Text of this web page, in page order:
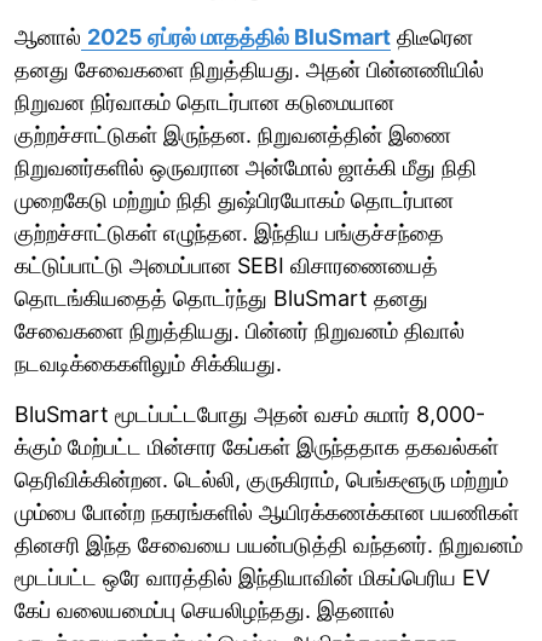
ஆனால் 2025 ஏப்ரல் மாதத்தில் BluSmart திடீரென
தனது சேவைகளை நிறுத்தியது. அதன் பின்னணியில்
நிறுவன நிர்வாகம் தொடர்பான கடுமையான
குற்றச்சாட்டுகள் இருந்தன. நிறுவனத்தின் இணை
நிறுவனர்களில் ஒருவரான அன்மோல் ஜாக்கி மீது நிதி
முறைகேடு மற்றும் நிதி துஷ்பிரயோகம் தொடர்பான
குற்றச்சாட்டுகள் எழுந்தன. இந்திய பங்குச்சந்தை
கட்டுப்பாட்டு அமைப்பான SEBI விசாரணையைத்
தொடங்கியதைத் தொடர்ந்து BluSmart தனது
சேவைகளை நிறுத்தியது. பின்னர் நிறுவனம் திவால்
நடவடிக்கைகளிலும் சிக்கியது.
BluSmart மூடப்பட்டபோது அதன் வசம் சுமார் 8,000-
க்கும் மேற்பட்ட மின்சார கேப்கள் இருந்ததாக தகவல்கள்
தெரிவிக்கின்றன. டெல்லி, குருகிராம், பெங்களூரு மற்றும்
மும்பை போன்ற நகரங்களில் ஆயிரக்கணக்கான பயணிகள்
தினசரி இந்த சேவையை பயன்படுத்தி வந்தனர். நிறுவனம்
மூடப்பட்ட ஒரே வாரத்தில் இந்தியாவின் மிகப்பெரிய EV
கேப் வலையமைப்பு செயலிழந்தது. இதனால்